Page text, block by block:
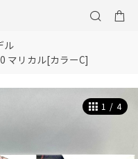
ル
マリカル[カラーC]
1 / 4